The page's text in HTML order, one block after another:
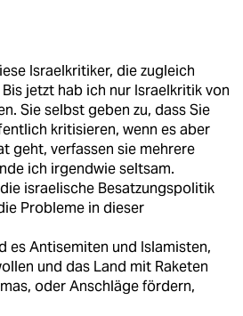
Israelkritiker, die zugleich
jetzt hab ich nur Israelkritik von
Sie selbst geben zu, dass Sie
kritisieren, wenn es aber
geht, verfassen sie mehrere
ich irgendwie seltsam.
israelische Besatzungspolitik
Probleme in dieser
es Antisemiten und Islamisten,
und das Land mit Raketen
oder Anschläge fördern,